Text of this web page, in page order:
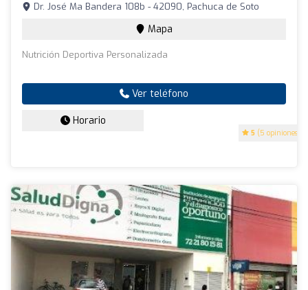
5 (5 opiniones)
Dr. José Ma Bandera 108b - 42090, Pachuca de Soto
Mapa
Nutrición Deportiva Personalizada
Ver teléfono
Horario